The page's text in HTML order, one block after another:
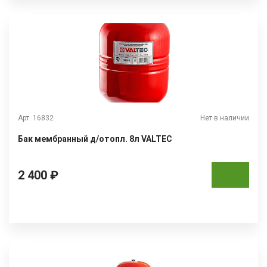
Арт. 16832 Нет в наличии
Бак мембранный д/отопл. 8л VALTEC
2 400 ₽